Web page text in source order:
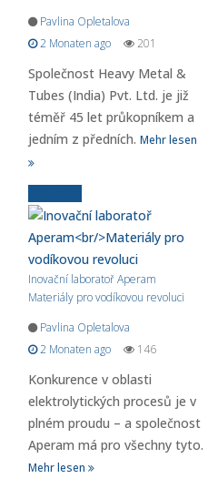
Pavlina Opletalova
2 Monaten ago
201
Společnost Heavy Metal &
Tubes (India) Pvt. Ltd. je již
téměř 45 let průkopníkem a
jedním z předních. Mehr lesen
Inovační laboratoř Aperam
Materiály pro vodíkovou revoluci
Pavlina Opletalova
2 Monaten ago
146
Konkurence v oblasti
elektrolytických procesů je v
plném proudu – a společnost
Aperam má pro všechny tyto.
Mehr lesen